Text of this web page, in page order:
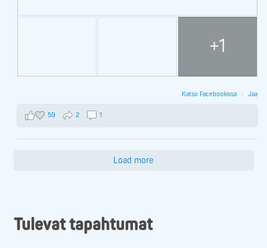
+1
Katso Facebookissa · Jaa
59 2 1
Load more
Tulevat tapahtumat